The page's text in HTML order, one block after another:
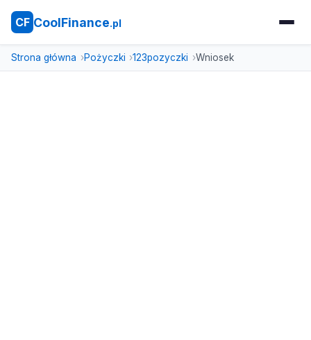
CF CoolFinance.pl
Strona główna Pożyczki 123pozyczki Wniosek